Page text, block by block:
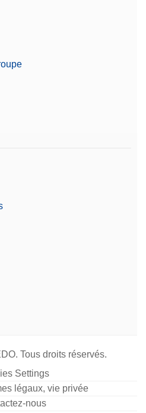
Tous droits réservés.
Settings
légaux, vie privée
nous